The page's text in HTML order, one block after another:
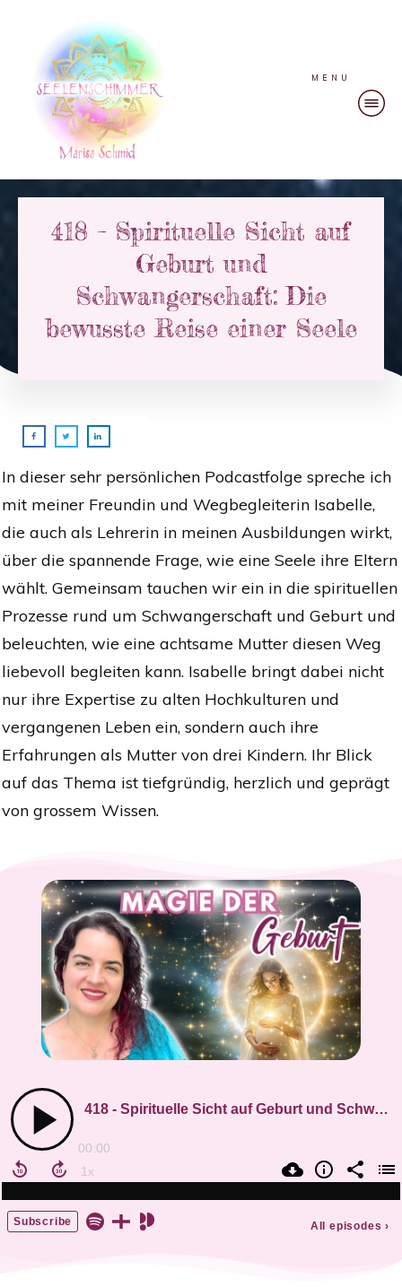
MENU
418 – Spirituelle Sicht auf
Geburt und
Schwangerschaft: Die
bewusste Reise einer Seele
In dieser sehr persönlichen Podcastfolge spreche ich
mit meiner Freundin und Wegbegleiterin Isabelle,
die auch als Lehrerin in meinen Ausbildungen wirkt,
über die spannende Frage, wie eine Seele ihre Eltern
wählt. Gemeinsam tauchen wir ein in die spirituellen
Prozesse rund um Schwangerschaft und Geburt und
beleuchten, wie eine achtsame Mutter diesen Weg
liebevoll begleiten kann. Isabelle bringt dabei nicht
nur ihre Expertise zu alten Hochkulturen und
vergangenen Leben ein, sondern auch ihre
Erfahrungen als Mutter von drei Kindern. Ihr Blick
auf das Thema ist tiefgründig, herzlich und geprägt
von grossem Wissen.